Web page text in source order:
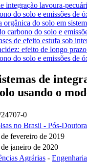
integração lavoura-
do solo e emissões de
do solo em
carbono do solo e
de efeito estufa sob
efeito de longo
do solo e emissões de
de
usando o
0
no Brasil - Pós-
fevereiro de 2019
janeiro de 2020
Agrárias -